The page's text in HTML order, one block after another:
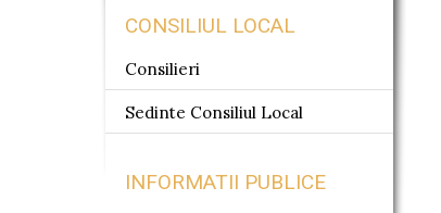
CONSILIUL LOCAL
Consilieri
Sedinte Consiliul Local
INFORMATII PUBLICE